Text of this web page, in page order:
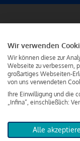
Wir verwenden
Wir können diese zur
Webseite zu verbessern,
großartiges Webseiten-
von uns verwendeten
Ihre Einwilligung und die
„Infina“, einschließlich:
Alle